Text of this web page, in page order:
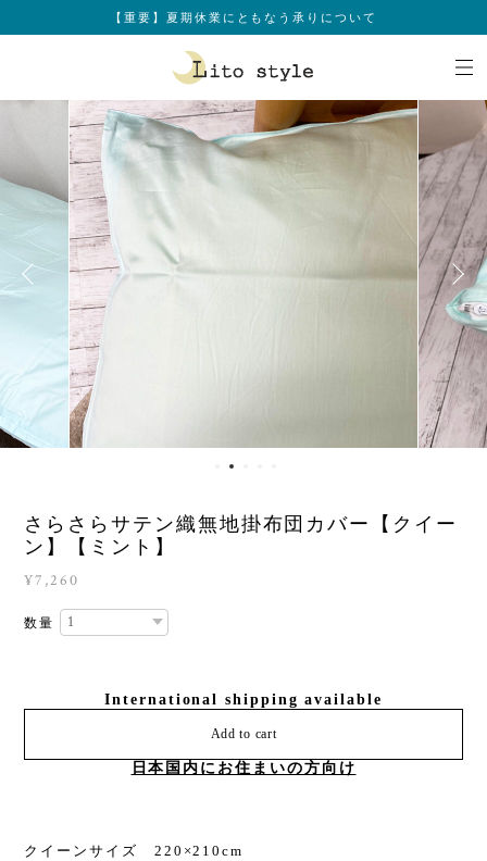
【重要】夏期休業にともなう承りについて
さらさらサテン織無地掛布団カバー【クイー
ン】【ミント】
¥7,260
数量
International shipping available
Add to cart
日本国内にお住まいの方向け
クイーンサイズ 220×210cm